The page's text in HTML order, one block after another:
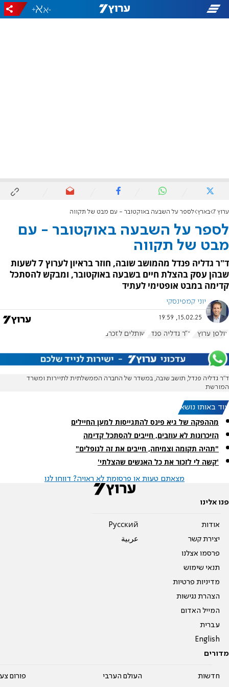
-
+
ערוץ 7 בארץ לספר על השבעה באוקטובר - עם מבט של תקווה
לספר על השבעה באוקטובר - עם
מבט של תקווה
ד"ר גדליה פנדל מהמושב שובה, חוזר בראיון לערוץ 7 לשעות
שבהן עסק בהצלת חיים בשבעה באוקטובר, ומבקש להסתכל
קדימה במבט אופטימי לעתיד
יוני קמפינסקי
15.02.25, 19:59
אולפן ערוץ 7 ד"ר גדליה פנדל שותלים לזכרם
ד"ר גדליה פנדל, תושב שובה, במשדר של החברה הממשלתית לתיירות ומשרד
המורשת
עוד באותו נושא:
מההפקה של גיא פינס להתגייסות למען החיילים
הזיכרונות לא עוזבים, חייבים להסתכל קדימה
"תהיה תקומה וצמיחה, חייבים את זה לנופלים"
'קשה לי לזכור את כל האנשים שהצלתי'
מצאתם טעות או פרסומת לא ראויה? דווחו לנו
פנו אלינו
אודות
יצירת קשר
פרסמו אצלנו
תנאי שימוש
מדיניות פרטיות
הצהרת נגישות
המייל האדום
עברית
English
Pусский
عربية
מדורים
חדשות
העולם הערבי
פורום